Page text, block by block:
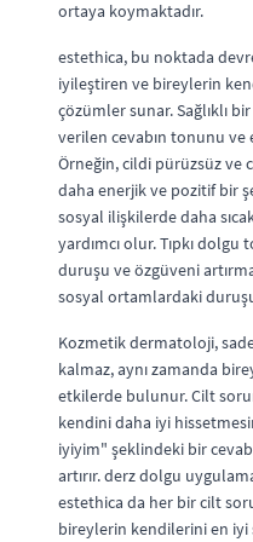
ortaya koymaktadır.
estethica, bu noktada
iyileştiren ve bireylerin
çözümler sunar. Sağlıklı
verilen cevabın tonunu
Örneğin, cildi pürüzsüz ve
daha enerjik ve pozitif bir
sosyal ilişkilerde daha
yardımcı olur. Tıpkı
duruşu ve özgüveni
sosyal ortamlardaki
Kozmetik dermatoloji,
kalmaz, aynı zamanda
etkilerde bulunur. Cilt
kendini daha iyi
iyiyim" şeklindeki bir
artırır. derz dolgu
estethica da her bir cilt
bireylerin kendilerini en